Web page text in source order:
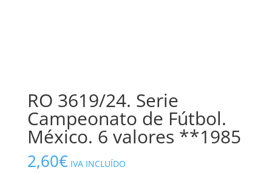
RO 3619/24. Serie
Campeonato de Fútbol.
México. 6 valores **1985
2,60€ IVA INCLUÍDO